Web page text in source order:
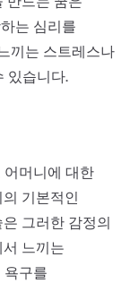
는 심리를
끼는 스트레스나
있습니다.
머니에 대한
기본적인
그러한 감정의
느끼는
욕구를